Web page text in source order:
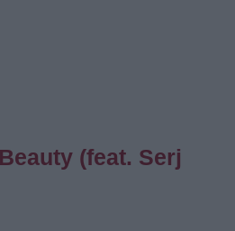
(feat. Serj